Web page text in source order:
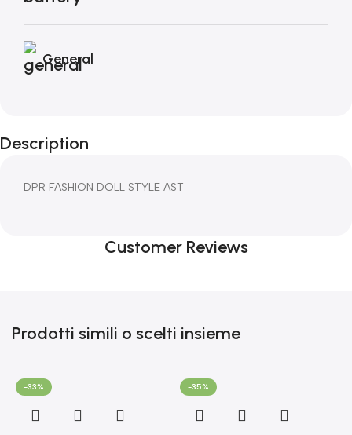
General
Description
DPR FASHION DOLL STYLE AST
Customer Reviews
Prodotti simili o scelti insieme
-33% -35%